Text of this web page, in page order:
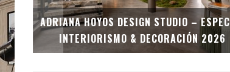
ADRIANA HOYOS DESIGN STUDIO –
INTERIORISMO & DECORACIÓN 2026